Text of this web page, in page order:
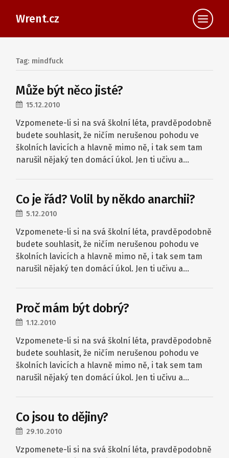
Wrent.cz
Tag: mindfuck
Může být něco jisté?
15.12.2010
Vzpomenete-li si na svá školní léta, pravděpodobně
budete souhlasit, že ničím nerušenou pohodu ve
školních lavicích a hlavně mimo ně, i tak sem tam
narušil nějaký ten domácí úkol. Jen ti učivu a…
Co je řád? Volil by někdo anarchii?
5.12.2010
Vzpomenete-li si na svá školní léta, pravděpodobně
budete souhlasit, že ničím nerušenou pohodu ve
školních lavicích a hlavně mimo ně, i tak sem tam
narušil nějaký ten domácí úkol. Jen ti učivu a…
Proč mám být dobrý?
1.12.2010
Vzpomenete-li si na svá školní léta, pravděpodobně
budete souhlasit, že ničím nerušenou pohodu ve
školních lavicích a hlavně mimo ně, i tak sem tam
narušil nějaký ten domácí úkol. Jen ti učivu a…
Co jsou to dějiny?
29.10.2010
Vzpomenete-li si na svá školní léta, pravděpodobně